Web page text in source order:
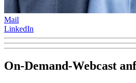
Mail
LinkedIn
On-Demand-Webcast